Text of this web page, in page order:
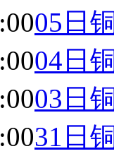
05日
04日
03日
31日